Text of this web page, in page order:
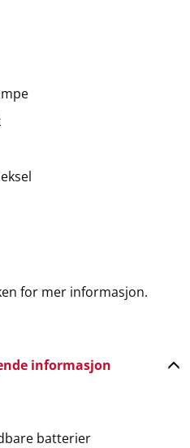
for mer informasjon.
informasjon
batterier